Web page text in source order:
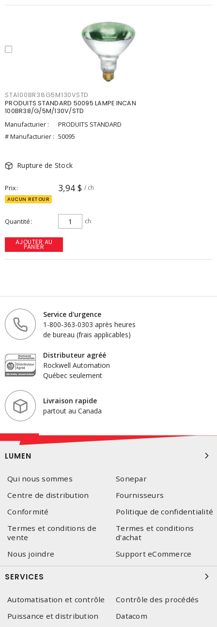
STA100BR38G5M130VSTD
PRODUITS STANDARD 50095 LAMPE INCAN
100BR38/G/5M/130V/STD
Manufacturier :
PRODUITS STANDARD
# Manufacturier : 50095
Rupture de Stock
Prix 3,94 $ / ch
AUCUN RETOUR
Quantité ch
AJOUTER AU
PANIER
Service d'urgence
1-800-363-0303 après heures
de bureau (frais applicables)
Distributeur agréé
Rockwell Automation
Québec seulement
Livraison rapide
partout au Canada
LUMEN
Qui nous sommes
Sonepar
Centre de distribution
Fournisseurs
Conformité
Politique de confidentialité
Termes et conditions de
vente
Termes et conditions
d'achat
Nous joindre
Support eCommerce
SERVICES
Automatisation et contrôle
Contrôle des procédés
Puissance et distribution
Datacom